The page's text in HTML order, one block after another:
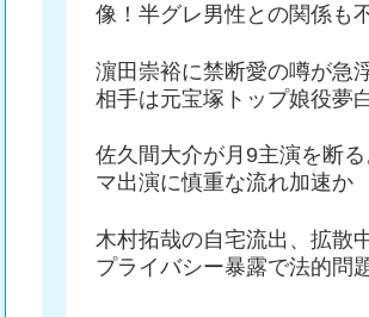
像！半グレ男性との関係も
濵田崇裕に禁断愛の噂が急
相手は元宝塚トップ娘役夢
佐久間大介が月9主演を断
マ出演に慎重な流れ加速か
木村拓哉の自宅流出、拡散
プライバシー暴露で法的問